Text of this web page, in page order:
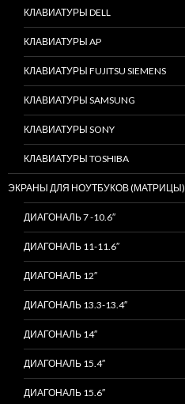
КЛАВИАТУРЫ DELL
КЛАВИАТУРЫ AP
КЛАВИАТУРЫ FUJITSU SIEMENS
КЛАВИАТУРЫ SAMSUNG
КЛАВИАТУРЫ SONY
КЛАВИАТУРЫ TOSHIBA
ЭКРАНЫ ДЛЯ НОУТБУКОВ (МАТРИЦЫ)
ДИАГОНАЛЬ 7 -10.6″
ДИАГОНАЛЬ 11-11.6″
ДИАГОНАЛЬ 12″
ДИАГОНАЛЬ 13.3-13.4″
ДИАГОНАЛЬ 14″
ДИАГОНАЛЬ 15.4″
ДИАГОНАЛЬ 15.6″